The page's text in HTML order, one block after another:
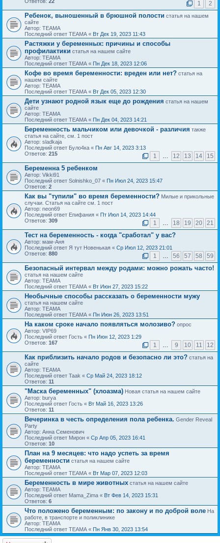
1 2
Ребенок, выношенный в брюшной полости статья на нашем
сайте
Автор: ТЕАМА
Последний ответ ТЕАМА « Вт Дек 19, 2023 11:43
Растяжки у беременных: причины и способы
профилактики статья на нашем сайте
Автор: ТЕАМА
Последний ответ ТЕАМА « Пн Дек 18, 2023 12:06
Кофе во время беременности: вреден или нет? статья на
нашем сайте
Автор: ТЕАМА
Последний ответ ТЕАМА « Вт Дек 05, 2023 12:30
Дети узнают родной язык еще до рождения статья на нашем
сайте
Автор: ТЕАМА
Последний ответ ТЕАМА « Пн Дек 04, 2023 14:21
Беременность мальчиком или девочкой - различия также
статья на сайте, см. 1 пост
Автор: sladkaja
Последний ответ Було4ка « Пн Авг 14, 2023 3:13
Ответов: 215 1 … 12 13 14 15
Беременна 5 ребенком
Автор: Vikki91
Последний ответ Solnishko_07 « Пн Июл 24, 2023 15:47
Ответов: 2
Как вы "тупили" во время беременности? Милые и прикольные
случаи. Статья на сайте см. 1 пост
Автор: neon69
Последний ответ Епифания « Пт Июл 14, 2023 14:44
Ответов: 309 1 … 18 19 20 21
Тест на беременность - когда "сработал" у вас?
Автор: мам-Аня
Последний ответ Я тут Новенькая « Ср Июл 12, 2023 21:01
Ответов: 880 1 … 56 57 58 59
Безопасный интервал между родами: можно рожать часто!
статья на нашем сайте
Автор: ТЕАМА
Последний ответ ТЕАМА « Вт Июн 27, 2023 15:22
Необычные способы рассказать о беременности мужу
статья на нашем сайте
Автор: ТЕАМА
Последний ответ ТЕАМА « Пн Июн 26, 2023 13:51
На каком сроке начало появляться молозиво? опрос
Автор: VIP69
Последний ответ Гость « Пн Июн 12, 2023 1:29
Ответов: 167 1 … 9 10 11 12
Как приблизить начало родов и безопасно ли это? статья на
сайте
Автор: ТЕАМА
Последний ответ Taak « Ср Май 24, 2023 18:12
Ответов: 11
"Маска беременных" (хлоазма) Новая статья на нашем сайте
Автор: burya
Последний ответ Гость « Вт Май 16, 2023 13:26
Ответов: 11
Вечеринка в честь определения пола ребенка. Gender Reveal
Party
Автор: Анна Семенович
Последний ответ Мирон « Ср Апр 05, 2023 16:41
Ответов: 10
План на 9 месяцев: что надо успеть за время
беременности статья на нашем сайте
Автор: ТЕАМА
Последний ответ ТЕАМА « Вт Мар 07, 2023 12:03
Беременность в мире животных статья на нашем сайте
Автор: ТЕАМА
Последний ответ Mama_Zima « Вт Фев 14, 2023 15:31
Ответов: 6
Что положено беременным: по закону и по доброй воле На
работе, в транспорте и поликлинике
Автор: ТЕАМА
Последний ответ ТЕАМА « Пн Янв 30, 2023 13:54